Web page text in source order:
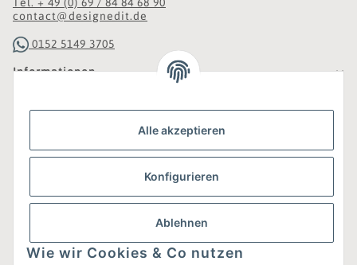
Alle akzeptieren
Konfigurieren
Ablehnen
Wie wir Cookies & Co nutzen
Tel. + 49 (0) 69 / 84 84 68 90
contact@designedit.de
0152 5149 3705
Informationen
Gesetzliche Informationen
Was ist DesignEdit_?
Eine Online-Boutique für individuelles Design.
Ausgewählte Designer-Möbel und Accessoires, neue und
gebrauchte Designklassiker, die Entdeckung
unbekannter Manufakturen und Interior-Schätze aus
aller Welt sowie ein Blogazine mit jeder Menge
Inspiration.